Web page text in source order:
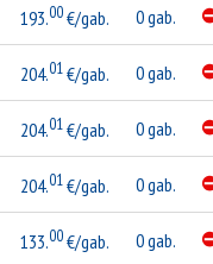
193.00€/gab. 0 gab.
204.01€/gab. 0 gab.
204.01€/gab. 0 gab.
204.01€/gab. 0 gab.
133.00€/gab. 0 gab.